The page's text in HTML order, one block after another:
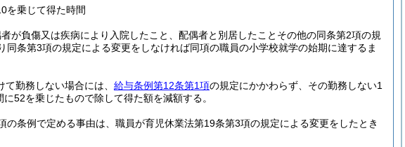
を乗じて得た時間
が負傷又は疾病により入院したこと、配偶者と別居したことその他の同条第2項の規
条第3項の規定による変更をしなければ同項の職員の小学校就学の始期に達するま
勤務しない場合には、 給与条例第12条第1項の規定にかかわらず、その勤務しない1
52を乗じたもので除して得た額を減額する。
条例で定める事由は、職員が育児休業法第19条第3項の規定による変更をしたとき